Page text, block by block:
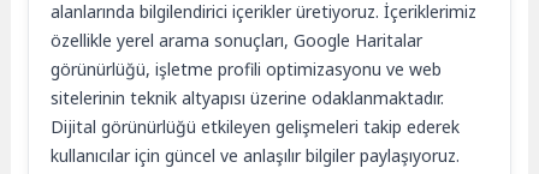
alanlarında bilgilendirici içerikler üretiyoruz. İçeriklerimiz
özellikle yerel arama sonuçları, Google Haritalar
görünürlüğü, işletme profili optimizasyonu ve web
sitelerinin teknik altyapısı üzerine odaklanmaktadır.
Dijital görünürlüğü etkileyen gelişmeleri takip ederek
kullanıcılar için güncel ve anlaşılır bilgiler paylaşıyoruz.